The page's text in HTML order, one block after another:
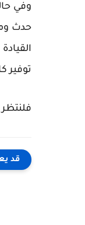
وفي
حدث
توفير
فلنتظر
قد